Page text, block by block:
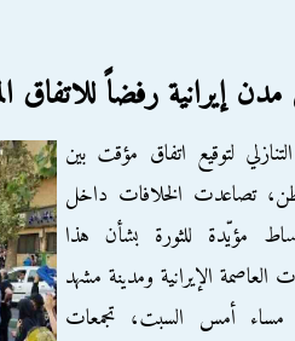
إيرانية رفضاً
لتوقيع اتفاق مؤقت بين
تصاعدت الخلافات داخل
مؤيّدة للثورة بشأن هذا
الإيرانية ومدينة مشهد
مساء أمس السبت، تجمعات